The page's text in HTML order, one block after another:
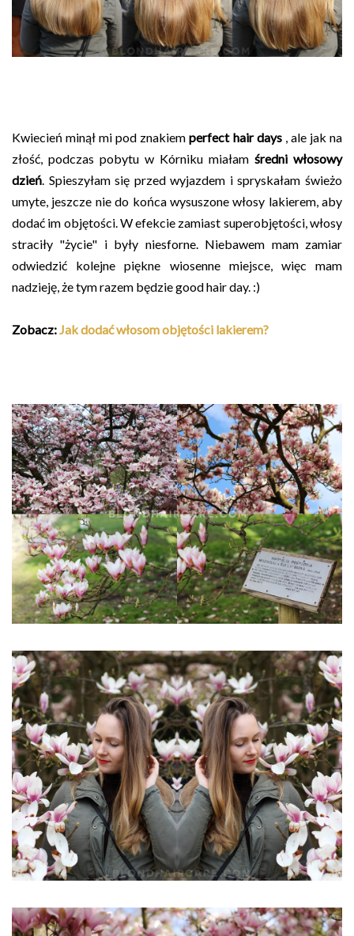
Kwiecień minął mi pod znakiemperfect hair days, ale jak na
złość, podczas pobytu w Kórniku miałam średni włosowy
dzień . Spieszyłam się przed wyjazdem i spryskałam świeżo
umyte, jeszcze nie do końca wysuszone włosy lakierem, aby
dodać im objętości. W efekcie zamiast superobjętości, włosy
straciły "życie" i były niesforne. Niebawem mam zamiar
odwiedzić kolejne piękne wiosenne miejsce, więc mam
nadzieję, że tym razem będzie good hair day. :)
Zobacz: Jak dodać włosom objętości lakierem?